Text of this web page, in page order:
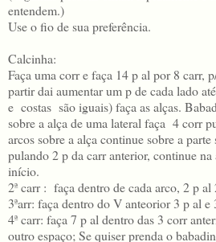
entendem.)
Use o fio de sua preferência.
Calcinha:
Faça uma corr e faça 14 p al por 8 carr,
partir dai aumentar um p de cada lado
e costas são iguais) faça as alças.
sobre a alça de uma lateral faça 4 corr
arcos sobre a alça continue sobre a
pulando 2 p da carr anterior, continue
início.
2ª carr : faça dentro de cada arco, 2 p
3ªarr: faça dentro do V anteorior 3 p al
4ª carr: faça 7 p al dentro das 3 corr
outro espaço; Se quiser prenda o